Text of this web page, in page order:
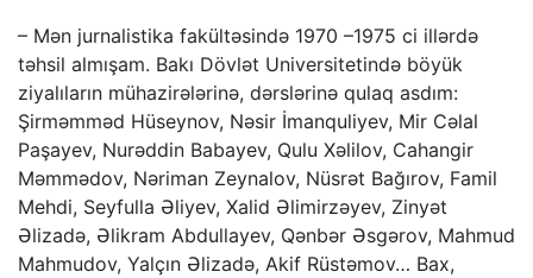
– Mən jurnalistika fakültəsində 1970 –1975 ci illərdə
təhsil almışam. Bakı Dövlət Universitetində böyük
ziyalıların mühazirələrinə, dərslərinə qulaq asdım:
Şirməmməd Hüseynov, Nəsir İmanquliyev, Mir Cəlal
Paşayev, Nurəddin Babayev, Qulu Xəlilov, Cahangir
Məmmədov, Nəriman Zeynalov, Nüsrət Bağırov, Famil
Mehdi, Seyfulla Əliyev, Xalid Əlimirzəyev, Zinyət
Əlizadə, Əlikram Abdullayev, Qənbər Əsgərov, Mahmud
Mahmudov, Yalçın Əlizadə, Akif Rüstəmov… Bax,